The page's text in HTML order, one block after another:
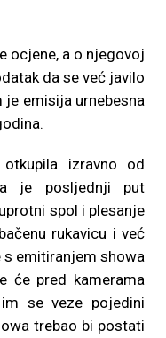
ocjene, a o njegovoj
da se već javilo
je emisija urnebesna
izravno od
je posljednji put
spol i plesanje
rukavicu i već
s emitiranjem showa
će pred kamerama
se veze pojedini
trebao bi postati